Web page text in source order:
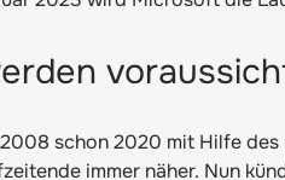
schon 2020 mit Hilfe des
immer näher. Nun